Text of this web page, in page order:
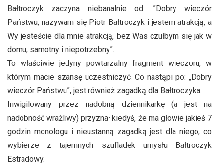
Bałtroczyk zaczyna niebanalnie od: ”Dobry wieczór
Państwu, nazywam się Piotr Bałtroczyk i jestem atrakcją, a
Wy jesteście dla mnie atrakcją, bez Was czułbym się jak w
domu, samotny i niepotrzebny”.
To właściwie jedyny powtarzalny fragment wieczoru, w
którym macie szansę uczestniczyć. Co nastąpi po: „Dobry
wieczór Państwu”, jest również zagadką dla Bałtroczyka.
Inwigilowany przez nadobną dziennikarkę (a jest na
nadobność wrażliwy) przyznał kiedyś, że ma głowie jakieś 7
godzin monologu i nieustanną zagadką jest dla niego, co
wybierze z tajemnych szufladek umysłu Bałtroczyk
Estradowy.